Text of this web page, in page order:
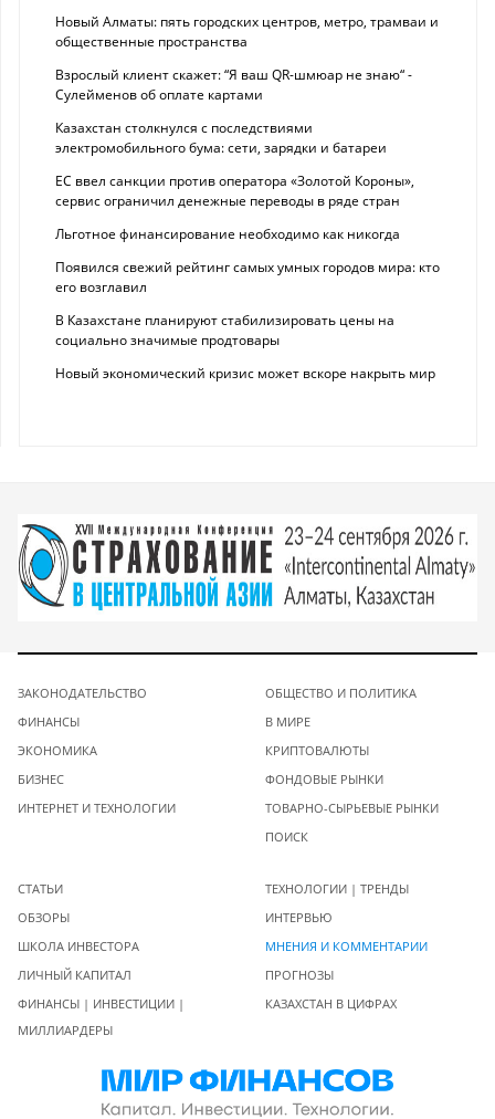
Новый Алматы: пять городских центров, метро, трамваи и
общественные пространства
Взрослый клиент скажет: “Я ваш QR-шмюар не знаю“ -
Сулейменов об оплате картами
Казахстан столкнулся с последствиями
электромобильного бума: сети, зарядки и батареи
ЕС ввел санкции против оператора «Золотой Короны»,
сервис ограничил денежные переводы в ряде стран
Льготное финансирование необходимо как никогда
Появился свежий рейтинг самых умных городов мира: кто
его возглавил
В Казахстане планируют стабилизировать цены на
социально значимые продтовары
Новый экономический кризис может вскоре накрыть мир
ЗАКОНОДАТЕЛЬСТВО
ФИНАНСЫ
ЭКОНОМИКА
БИЗНЕС
ИНТЕРНЕТ И ТЕХНОЛОГИИ
ОБЩЕСТВО И ПОЛИТИКА
В МИРЕ
КРИПТОВАЛЮТЫ
ФОНДОВЫЕ РЫНКИ
ТОВАРНО-СЫРЬЕВЫЕ РЫНКИ
ПОИСК
СТАТЬИ
ОБЗОРЫ
ШКОЛА ИНВЕСТОРА
ЛИЧНЫЙ КАПИТАЛ
ФИНАНСЫ | ИНВЕСТИЦИИ |
МИЛЛИАРДЕРЫ
ТЕХНОЛОГИИ | ТРЕНДЫ
ИНТЕРВЬЮ
МНЕНИЯ И КОММЕНТАРИИ
ПРОГНОЗЫ
КАЗАХСТАН В ЦИФРАХ